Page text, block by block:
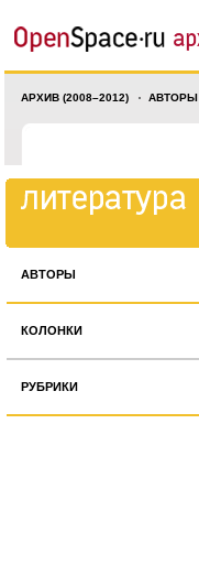
АРХИВ (2008–2012) АВТОРЫ
АВТОРЫ
КОЛОНКИ
РУБРИКИ